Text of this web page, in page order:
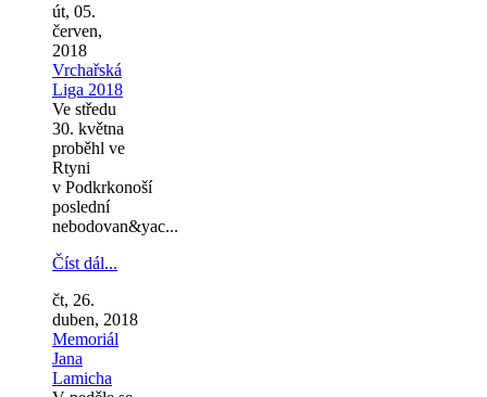
út, 05.
červen,
2018
Vrchařská
Liga 2018
Ve středu
30. května
proběhl ve
Rtyni
v Podkrkonoší
poslední
nebodovan&yac...
Číst dál...
čt, 26.
duben, 2018
Memoriál
Jana
Lamicha